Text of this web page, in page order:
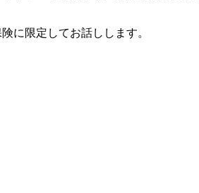
に限定してお話しします。